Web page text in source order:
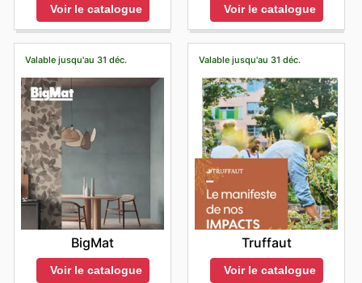
Voir le catalogue Voir le catalogue
Valable jusqu'au 31 déc.
BigMat
Voir le catalogue
Valable jusqu'au 31 déc.
Truffaut
Voir le catalogue